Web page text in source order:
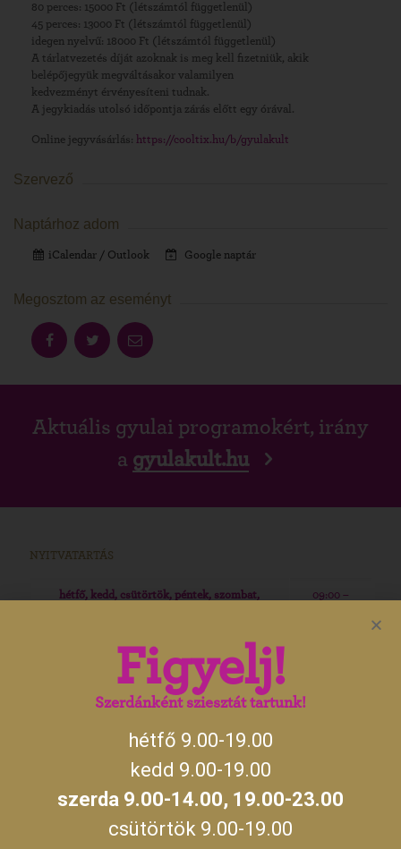
80 perces: 15000 Ft (létszámtól függetlenül)
45 perces: 13000 Ft (létszámtól függetlenül)
idegen nyelvű: 18000 Ft (létszámtól függetlenül)
A tárlatvezetés díját azoknak is meg kell fizetniük, akik
belépőjegyük megváltásakor valamilyen
kedvezményt érvényesíteni tudnak.
A jegykiadás utolsó időpontja zárás előtt egy órával.
Online jegyvásárlás: https://cooltix.hu/b/gyulakult
Szervező
Naptárhoz adom
iCalendar / Outlook Google naptár
Megosztom az eseményt
Aktuális gyulai programokért, irány
a gyulakult.hu
NYITVATARTÁS
hétfő, kedd, csütörtök, péntek, szombat,
09:00 –
szerda
MEGKÖZELÍTÉS
Kastélyunkat Gyula belvárosában, a Gyulai Várral szemben találod
Figyelj!
Szerdánként sziesztát tartunk!
hétfő 9.00-19.00
kedd 9.00-19.00
szerda 9.00-14.00, 19.00-23.00
csütörtök 9.00-19.00